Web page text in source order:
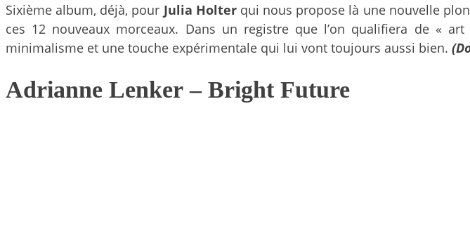
Sixième album, déjà, pour Julia Holterqui nous propose là une nouvelle
ces 12 nouveaux morceaux. Dans un registre que l’on qualifiera de «
minimalisme et une touche expérimentale qui lui vont toujours aussi bien.
Adrianne Lenker – Bright Future